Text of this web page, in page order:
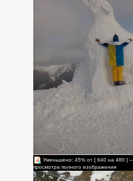
Уменьшено: 45% от [ 640 на 480 ]
просмотра полного изображения